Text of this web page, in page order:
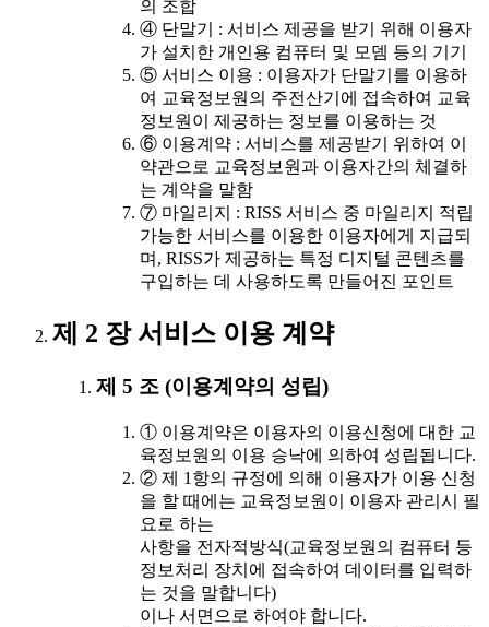
의 조합
④ 단말기 : 서비스 제공을 받기 위해 이용자
가 설치한 개인용 컴퓨터 및 모뎀 등의 기기
⑤ 서비스 이용 : 이용자가 단말기를 이용하
여 교육정보원의 주전산기에 접속하여 교육
정보원이 제공하는 정보를 이용하는 것
⑥ 이용계약 : 서비스를 제공받기 위하여 이
약관으로 교육정보원과 이용자간의 체결하
는 계약을 말함
⑦ 마일리지 : RISS 서비스 중 마일리지 적립
가능한 서비스를 이용한 이용자에게 지급되
며, RISS가 제공하는 특정 디지털 콘텐츠를
구입하는 데 사용하도록 만들어진 포인트
제 2 장 서비스 이용 계약
제 5 조 (이용계약의 성립)
① 이용계약은 이용자의 이용신청에 대한 교
육정보원의 이용 승낙에 의하여 성립됩니다.
② 제 1항의 규정에 의해 이용자가 이용 신청
을 할 때에는 교육정보원이 이용자 관리시 필
요로 하는
사항을 전자적방식(교육정보원의 컴퓨터 등
정보처리 장치에 접속하여 데이터를 입력하
는 것을 말합니다)
이나 서면으로 하여야 합니다.